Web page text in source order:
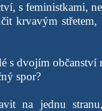
s feministkami,
krvavým střetem,
s dvojím občanství
spor?
na jednu